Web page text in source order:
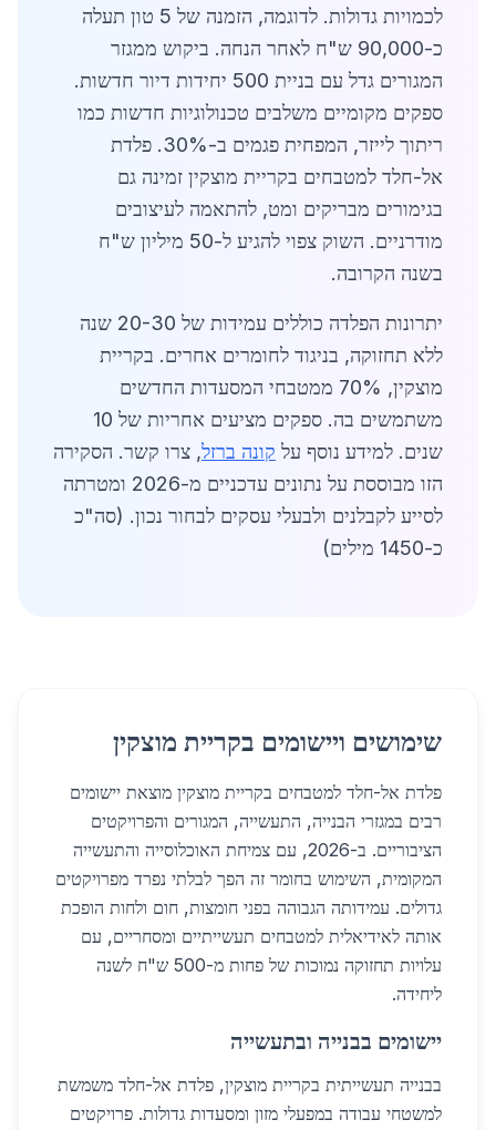
לכמויות גדולות. לדוגמה, הזמנה של 5 טון תעלה
כ-90,000 ש"ח לאחר הנחה. ביקוש ממגזר
המגורים גדל עם בניית 500 יחידות דיור חדשות.
ספקים מקומיים משלבים טכנולוגיות חדשות כמו
ריתוך לייזר, המפחית פגמים ב-30%. פלדת
אל-חלד למטבחים בקריית מוצקין זמינה גם
בגימורים מבריקים ומט, להתאמה לעיצובים
מודרניים. השוק צפוי להגיע ל-50 מיליון ש"ח
בשנה הקרובה.
יתרונות הפלדה כוללים עמידות של 20-30 שנה
ללא תחזוקה, בניגוד לחומרים אחרים. בקריית
מוצקין, 70% ממטבחי המסעדות החדשים
משתמשים בה. ספקים מציעים אחריות של 10
שנים. למידע נוסף על קונה ברזל, צרו קשר. הסקירה
הזו מבוססת על נתונים עדכניים מ-2026 ומטרתה
לסייע לקבלנים ולבעלי עסקים לבחור נכון. (סה"כ
כ-1450 מילים)
שימושים ויישומים בקריית מוצקין
פלדת אל-חלד למטבחים בקריית מוצקין מוצאת יישומים
רבים במגזרי הבנייה, התעשייה, המגורים והפרויקטים
הציבוריים. ב-2026, עם צמיחת האוכלוסייה והתעשייה
המקומית, השימוש בחומר זה הפך לבלתי נפרד מפרויקטים
גדולים. עמידותה הגבוהה בפני חומצות, חום ולחות הופכת
אותה לאידיאלית למטבחים תעשייתיים ומסחריים, עם
עלויות תחזוקה נמוכות של פחות מ-500 ש"ח לשנה
ליחידה.
יישומים בבנייה ובתעשייה
בבנייה תעשייתית בקריית מוצקין, פלדת אל-חלד משמשת
למשטחי עבודה במפעלי מזון ומסעדות גדולות. פרויקטים